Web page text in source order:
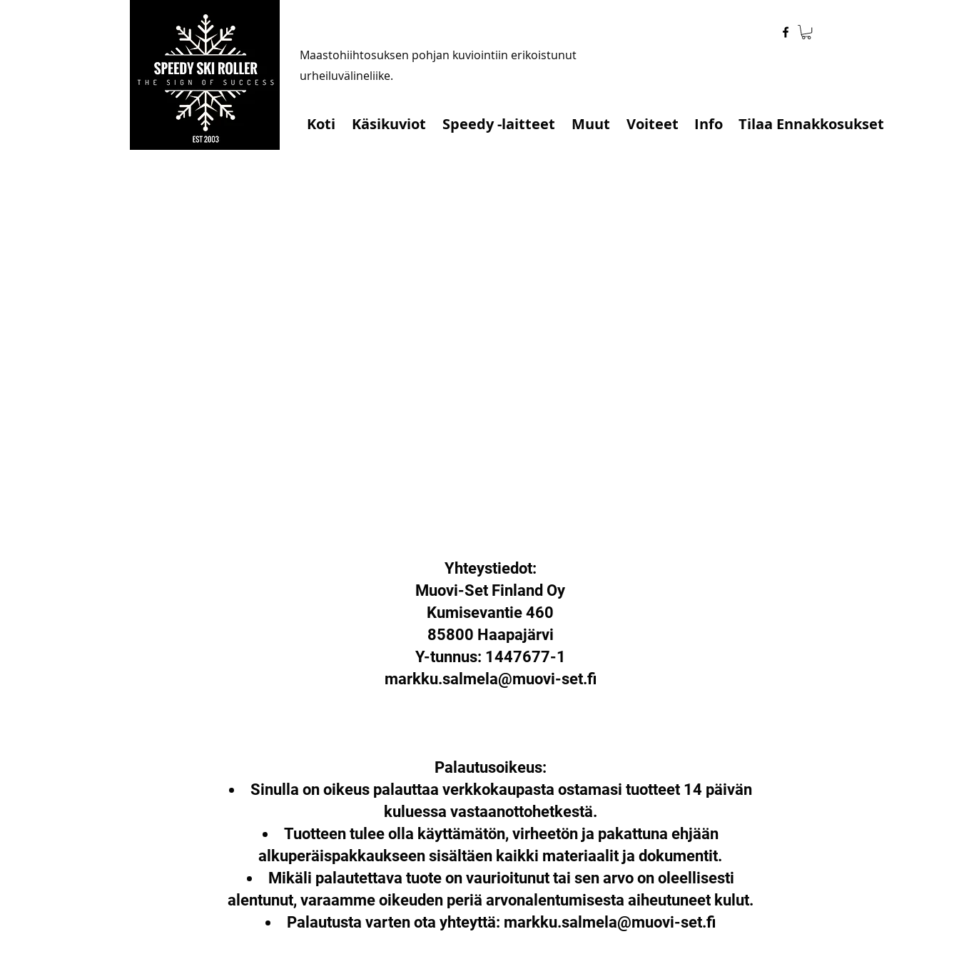
Maastohiihtosuksen pohjan kuviointiin erikoistunut
urheiluvälineliike.
Koti Käsikuviot Speedy -laitteet Muut Voiteet Info Tilaa Ennakkosukset
Yhteystiedot:
Muovi-Set Finland Oy
Kumisevantie 460
85800 Haapajärvi
Y-tunnus: 1447677-1
markku.salmela@muovi-set.fi
Palautusoikeus:
Sinulla on oikeus palauttaa verkkokaupasta ostamasi tuotteet 14 päivän
kuluessa vastaanottohetkestä.
Tuotteen tulee olla käyttämätön, virheetön ja pakattuna ehjään
alkuperäispakkaukseen sisältäen kaikki materiaalit ja dokumentit.
Mikäli palautettava tuote on vaurioitunut tai sen arvo on oleellisesti
alentunut, varaamme oikeuden periä arvonalentumisesta aiheutuneet kulut.
Palautusta varten ota yhteyttä: markku.salmela@muovi-set.fi